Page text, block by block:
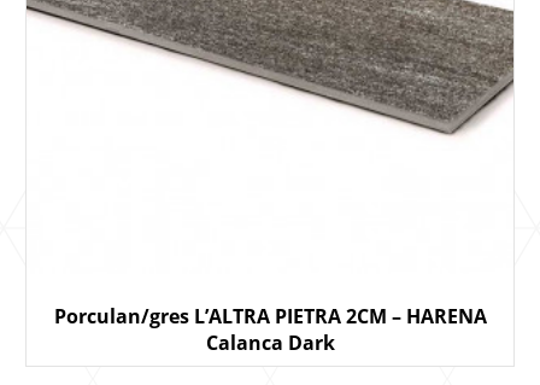
Porculan/gres L’ALTRA PIETRA 2CM – HARENA
Calanca Dark